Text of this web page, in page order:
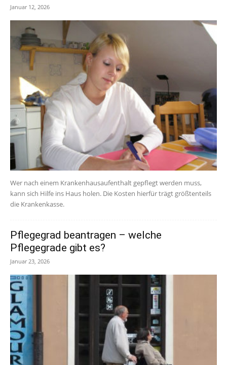
Januar 12, 2026
Wer nach einem Krankenhausaufenthalt gepflegt werden muss,
kann sich Hilfe ins Haus holen. Die Kosten hierfür trägt größtenteils
die Krankenkasse.
Pflegegrad beantragen – welche
Pflegegrade gibt es?
Januar 23, 2026